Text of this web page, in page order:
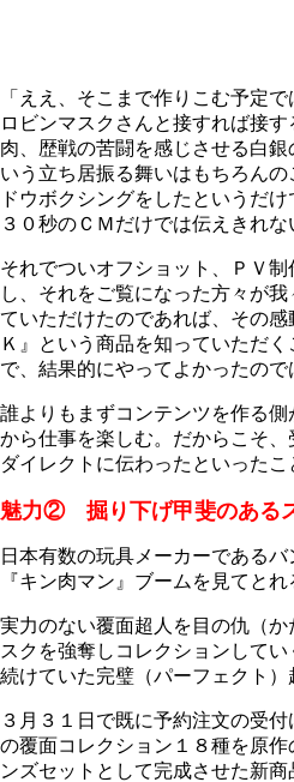
「ええ、そこまで作りこむ予定
ロビンマスクさんと接すれば接
肉、歴戦の苦闘を感じさせる白
いう立ち居振る舞いはもちろん
ドウボクシングをしたというだ
３０秒のＣＭだけでは伝えきれな
それでついオフショット、ＰＶ
し、それをご覧になった方々が
ていただけたのであれば、その
Ｋ』という商品を知っていただ
で、結果的にやってよかったので
誰よりもまずコンテンツを作る
から仕事を楽しむ。だからこそ
ダイレクトに伝わったといったこ
魅力② 掘り下げ甲斐のある
日本有数の玩具メーカーである
『キン肉マン』ブームを見てとれ
実力のない覆面超人を目の仇（
スクを強奪しコレクションして
続けていた完璧（パーフェクト）
３月３１日で既に予約注文の受
の覆面コレクション１８種を原
ンズセットとして完成させた新商